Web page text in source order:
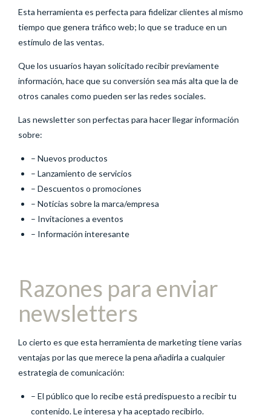
Esta herramienta es perfecta para fidelizar clientes al mismo
tiempo que genera tráfico web; lo que se traduce en un
estímulo de las ventas.
Que los usuarios hayan solicitado recibir previamente
información, hace que su conversión sea más alta que la de
otros canales como pueden ser las redes sociales.
Las newsletter son perfectas para hacer llegar información
sobre:
– Nuevos productos
– Lanzamiento de servicios
– Descuentos o promociones
– Noticias sobre la marca/empresa
– Invitaciones a eventos
– Información interesante
Razones para enviar
newsletters
Lo cierto es que esta herramienta de marketing tiene varias
ventajas por las que merece la pena añadirla a cualquier
estrategia de comunicación:
– El público que lo recibe está predispuesto a recibir tu
contenido. Le interesa y ha aceptado recibirlo.